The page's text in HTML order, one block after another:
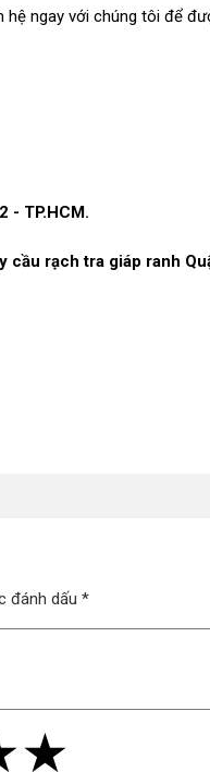
hệ ngay với chúng tôi để
- TP.HCM.
cầu rạch tra giáp ranh
đánh dấu *
★